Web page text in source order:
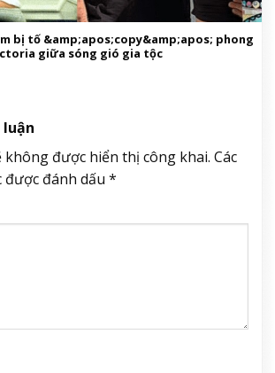
bị tố &amp;apos;copy&amp;apos; phong
giữa sóng gió gia tộc
không được hiển thị công khai. Các
đánh dấu *